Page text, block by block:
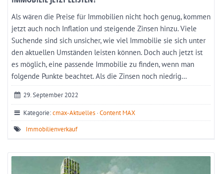
Als wären die Preise für Immobilien nicht hoch genug, kommen
jetzt auch noch Inflation und steigende Zinsen hinzu. Viele
Suchende sind sich unsicher, wie viel Immobilie sie sich unter
den aktuellen Umständen leisten können. Doch auch jetzt ist
es möglich, eine passende Immobilie zu finden, wenn man
folgende Punkte beachtet. Als die Zinsen noch niedrig…
29. September 2022
Kategorie:cmax-Aktuelles ·Content MAX
Immobilienverkauf